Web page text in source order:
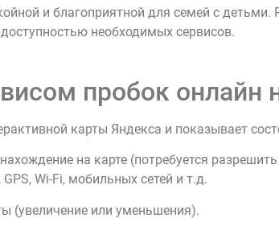
и благоприятной для семей с
необходимых сервисов.
пробок онлайн
карты Яндекса и показывает
на карте (потребуется
Wi-Fi, мобильных сетей и т.д.
(увеличение или уменьшения).